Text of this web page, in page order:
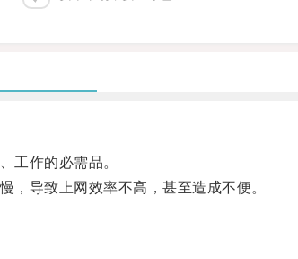
作的必需品。
导致上网效率不高，甚至造成不便。